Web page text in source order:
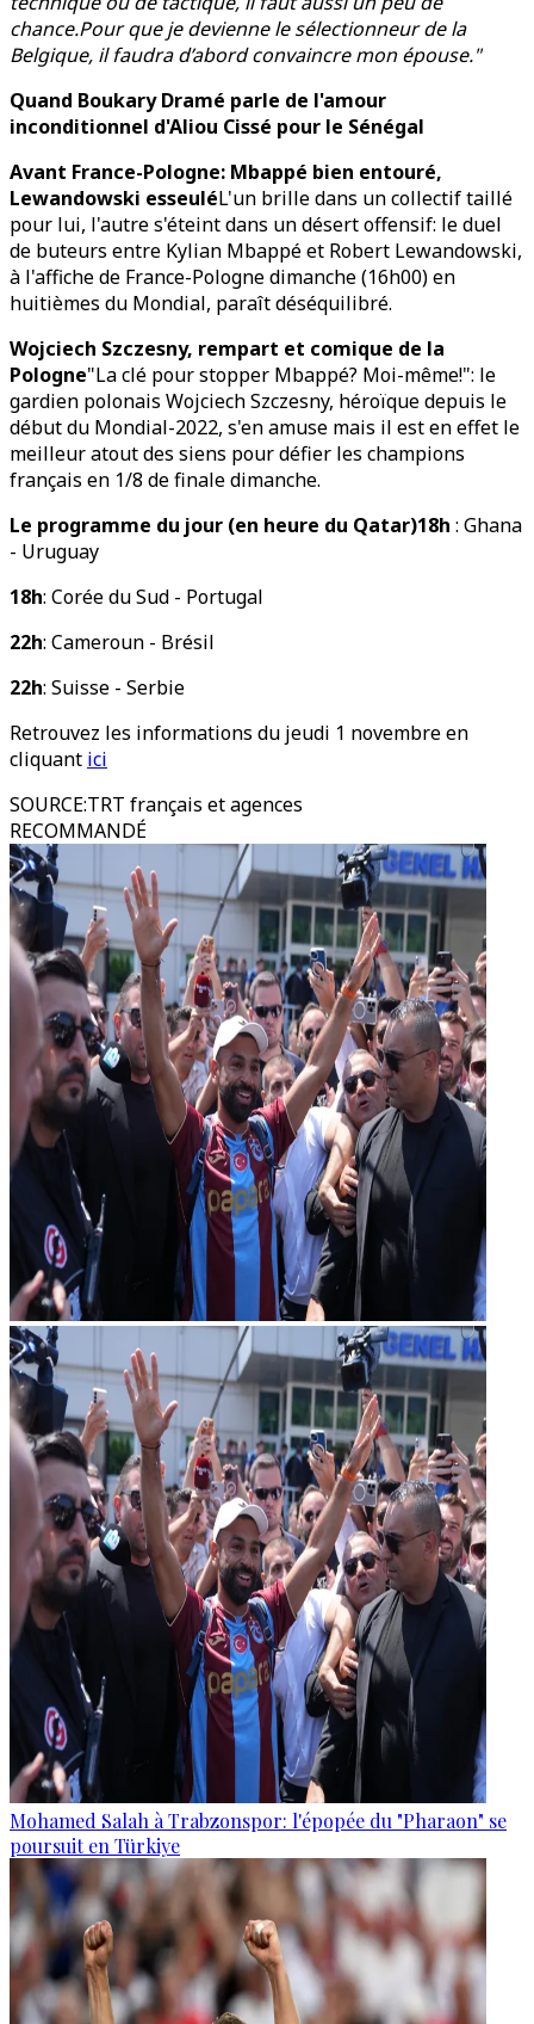
chance.Pour que je devienne le sélectionneur de la
Belgique, il faudra d’abord convaincre mon épouse."
Quand Boukary Dramé parle de l'amour
inconditionnel d'Aliou Cissé pour le Sénégal
Avant France-Pologne: Mbappé bien entouré,
Lewandowski esseuléL'un brille dans un collectif taillé
pour lui, l'autre s'éteint dans un désert offensif: le duel
de buteurs entre Kylian Mbappé et Robert Lewandowski,
à l'affiche de France-Pologne dimanche (16h00) en
huitièmes du Mondial, paraît déséquilibré.
Wojciech Szczesny, rempart et comique de la
Pologne"La clé pour stopper Mbappé? Moi-même!": le
gardien polonais Wojciech Szczesny, héroïque depuis le
début du Mondial-2022, s'en amuse mais il est en effet le
meilleur atout des siens pour défier les champions
français en 1/8 de finale dimanche.
Le programme du jour (en heure du Qatar)18h : Ghana
- Uruguay
18h: Corée du Sud - Portugal
22h: Cameroun - Brésil
22h: Suisse - Serbie
Retrouvez les informations du jeudi 1 novembre en
cliquant ici
SOURCE:TRT français et agences
RECOMMANDÉ
Mohamed Salah à Trabzonspor: l'épopée du "Pharaon" se
poursuit en Türkiye